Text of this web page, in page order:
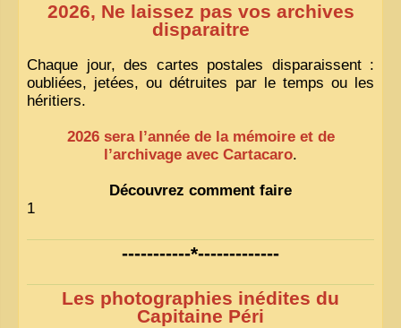
2026, Ne laissez pas vos archives
disparaitre
Chaque jour, des cartes postales disparaissent :
oubliées, jetées, ou détruites par le temps ou les
héritiers.
2026 sera l’année de la mémoire et de
l’archivage avec Cartacaro.
Découvrez comment faire
1
-----------*-------------
Les photographies inédites du
Capitaine Péri